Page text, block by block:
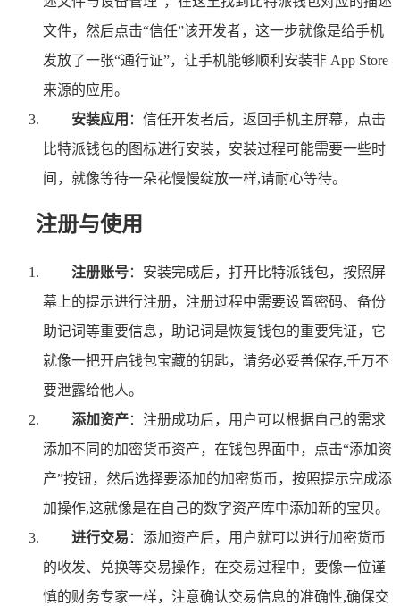
文件，然后点击“信任”该开发者，这一步就像是给手机
发放了一张“通行证”，让手机能够顺利安装非 App Store
来源的应用。
安装应用 ：信任开发者后，返回手机主屏幕，点击
比特派钱包的图标进行安装，安装过程可能需要一些时
间，就像等待一朵花慢慢绽放一样,请耐心等待。
注册与使用
注册账号：安装完成后，打开比特派钱包，按照屏
幕上的提示进行注册，注册过程中需要设置密码、备份
助记词等重要信息，助记词是恢复钱包的重要凭证，它
就像一把开启钱包宝藏的钥匙，请务必妥善保存,千万不
要泄露给他人。
添加资产：注册成功后，用户可以根据自己的需求
添加不同的加密货币资产，在钱包界面中，点击“添加资
产”按钮，然后选择要添加的加密货币，按照提示完成添
加操作,这就像是在自己的数字资产库中添加新的宝贝。
进行交易 ：添加资产后，用户就可以进行加密货币
的收发、兑换等交易操作，在交易过程中，要像一位谨
慎的财务专家一样，注意确认交易信息的准确性,确保交